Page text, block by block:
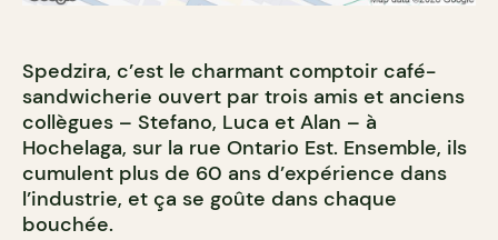
Spedzira, c’est le charmant comptoir café-
sandwicherie ouvert par trois amis et anciens
collègues – Stefano, Luca et Alan – à
Hochelaga, sur la rue Ontario Est. Ensemble, ils
cumulent plus de 60 ans d’expérience dans
l’industrie, et ça se goûte dans chaque
bouchée.